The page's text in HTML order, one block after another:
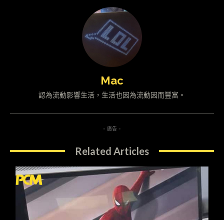
Mac
認為流動影響生活，生活也因為流動因而豐富。
- 廣告 -
Related Articles